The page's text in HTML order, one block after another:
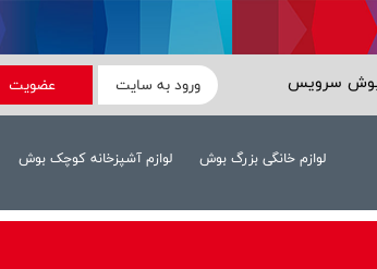
سرویس ورود به سایت عضویت
لوازم خانگی بزرگ بوش لوازم آشپزخانه کوچک بوش